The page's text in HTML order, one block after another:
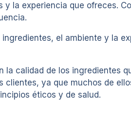
la experiencia que ofreces.
el ambiente y la
calidad de los ingredientes
ya que muchos de
éticos y de salud.